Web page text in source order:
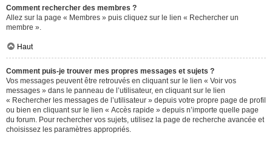
Comment rechercher des membres ?
Allez sur la page « Membres » puis cliquez sur le lien « Rechercher un
membre ».
Haut
Comment puis-je trouver mes propres messages et sujets ?
Vos messages peuvent être retrouvés en cliquant sur le lien « Voir vos
messages » dans le panneau de l’utilisateur, en cliquant sur le lien
« Rechercher les messages de l’utilisateur » depuis votre propre page de profil
ou bien en cliquant sur le lien « Accès rapide » depuis n’importe quelle page
du forum. Pour rechercher vos sujets, utilisez la page de recherche avancée et
choisissez les paramètres appropriés.